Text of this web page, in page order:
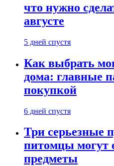
что нужно
августе
5 дней спустя
Как выбрать
дома: главные
покупкой
6 дней спустя
Три серьезные
питомцы могут
предметы